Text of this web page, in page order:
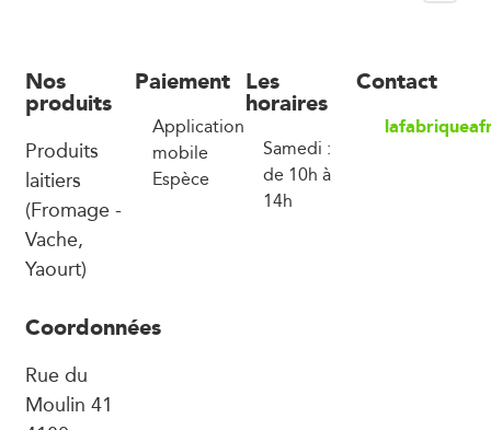
Nos
produits
Produits
laitiers
(Fromage -
Vache,
Yaourt)
Paiement
Application
mobile
Espèce
Les
horaires
Samedi :
de 10h à
14h
Contact
Coordonnées
Rue du
Moulin 41